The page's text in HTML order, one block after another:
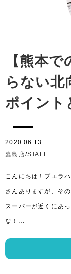
【熊本
らない北
ポイント
2020.06.13
嘉島店/STAFF
こんにちは！ブエラ
さんありますが、そ
スーパーが近くにあ
な！…